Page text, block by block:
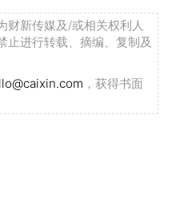
财新传媒及/或相关权利人
止进行转载、摘编、复制及
，获得书面